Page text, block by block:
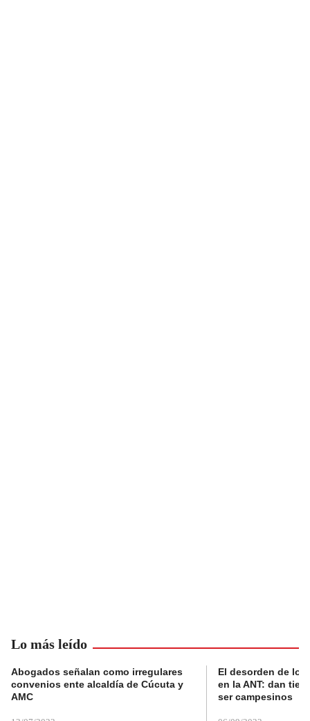
Lo más leído
Abogados señalan como irregulares
convenios ente alcaldía de Cúcuta y
AMC
El desorden de
en la ANT: dan
ser campesinos